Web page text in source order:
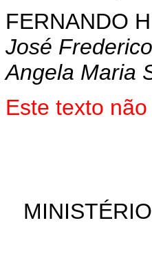
FERNANDO
José
Angela Maria
Este texto